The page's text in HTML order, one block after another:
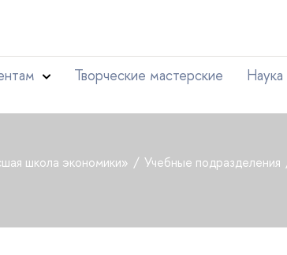
Творческие мастерские Наука
школа экономики» Учебные подразделения